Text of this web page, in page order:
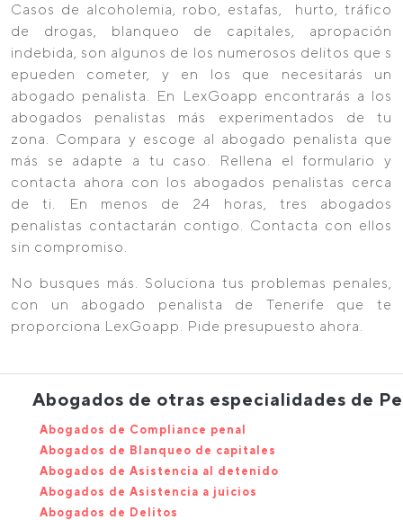
Casos de alcoholemia, robo, estafas, hurto, tráfico
de drogas, blanqueo de capitales, apropación
indebida, son algunos de los numerosos delitos que s
epueden cometer, y en los que necesitarás un
abogado penalista. En LexGoapp encontrarás a los
abogados penalistas más experimentados de tu
zona. Compara y escoge al abogado penalista que
más se adapte a tu caso. Rellena el formulario y
contacta ahora con los abogados penalistas cerca
de ti. En menos de 24 horas, tres abogados
penalistas contactarán contigo. Contacta con ellos
sin compromiso.
No busques más. Soluciona tus problemas penales,
con un abogado penalista de Tenerife que te
proporciona LexGoapp. Pide presupuesto ahora.
Abogados de otras especialidades de
Abogados de Compliance penal
Abogados de Blanqueo de capitales
Abogados de Asistencia al detenido
Abogados de Asistencia a juicios
Abogados de Delitos